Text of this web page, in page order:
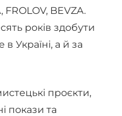
BEVZA.
років здобути
Україні, а й за
проєкти,
покази та